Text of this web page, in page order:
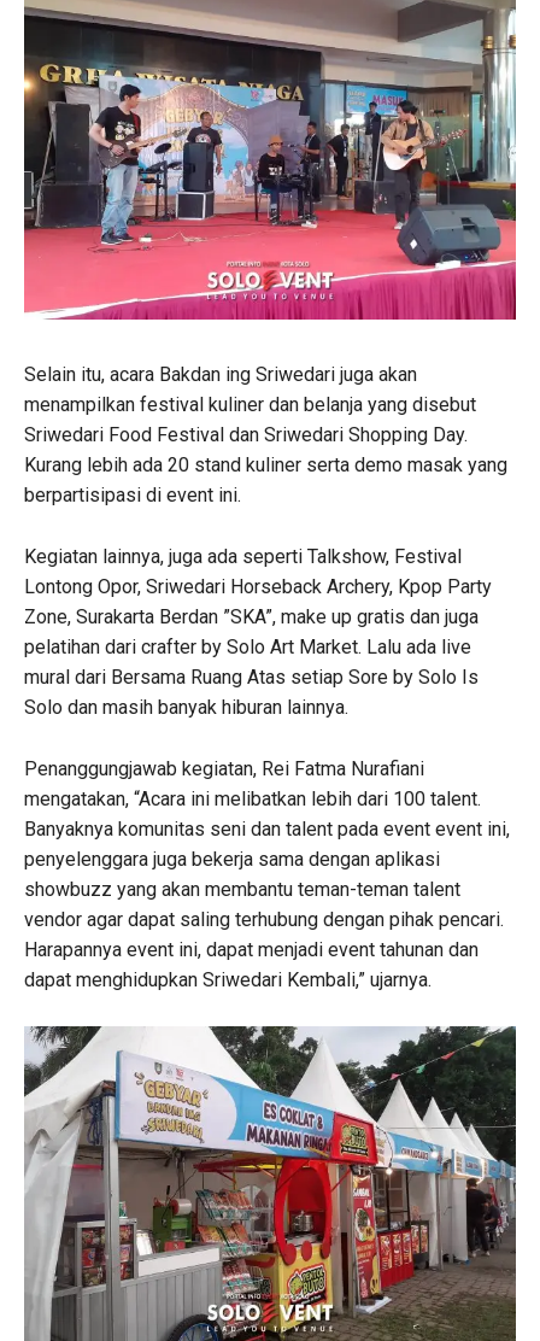
Selain itu, acara Bakdan ing Sriwedari juga akan
menampilkan festival kuliner dan belanja yang disebut
Sriwedari Food Festival dan Sriwedari Shopping Day.
Kurang lebih ada 20 stand kuliner serta demo masak yang
berpartisipasi di event ini.
Kegiatan lainnya, juga ada seperti Talkshow, Festival
Lontong Opor, Sriwedari Horseback Archery, Kpop Party
Zone, Surakarta Berdan ”SKA”, make up gratis dan juga
pelatihan dari crafter by Solo Art Market. Lalu ada live
mural dari Bersama Ruang Atas setiap Sore by Solo Is
Solo dan masih banyak hiburan lainnya.
Penanggungjawab kegiatan, Rei Fatma Nurafiani
mengatakan, “Acara ini melibatkan lebih dari 100 talent.
Banyaknya komunitas seni dan talent pada event event ini,
penyelenggara juga bekerja sama dengan aplikasi
showbuzz yang akan membantu teman-teman talent
vendor agar dapat saling terhubung dengan pihak pencari.
Harapannya event ini, dapat menjadi event tahunan dan
dapat menghidupkan Sriwedari Kembali,” ujarnya.